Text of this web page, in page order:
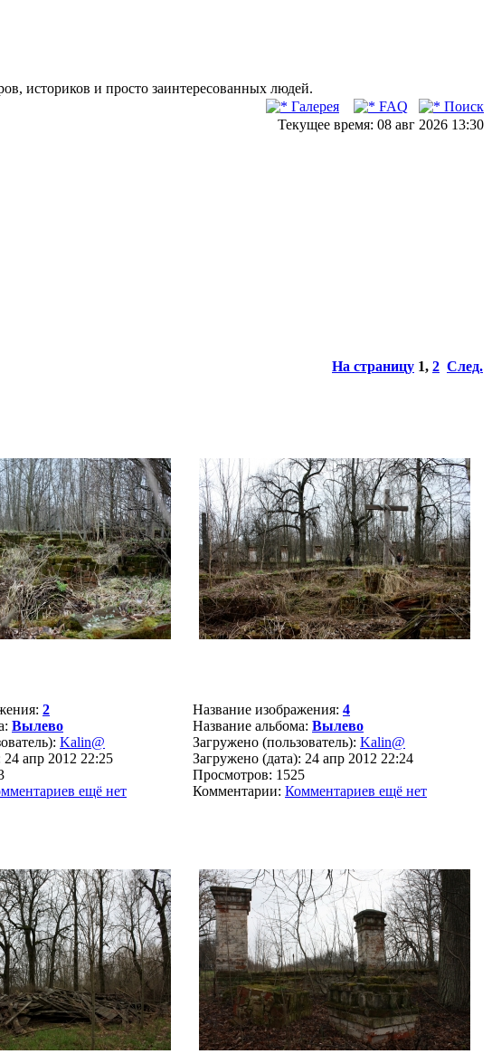
историков и просто заинтересованных людей.
Галерея FAQ
Поиск
Текущее время: 08 авг 2026 13:30
На страницу 1, 2 След.
2
Вылево
Kalin@
24 апр 2012 22:25
ещё нет
Название изображения: 4
Название альбома: Вылево
Загружено (пользователь): Kalin@
Загружено (дата): 24 апр 2012 22:24
Просмотров: 1525
Комментарии: Комментариев ещё нет